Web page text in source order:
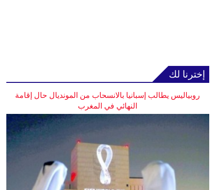
إخترنا لك
روبياليس يطالب إسبانيا بالانسحاب من المونديال حال إقامة
النهائي في المغرب